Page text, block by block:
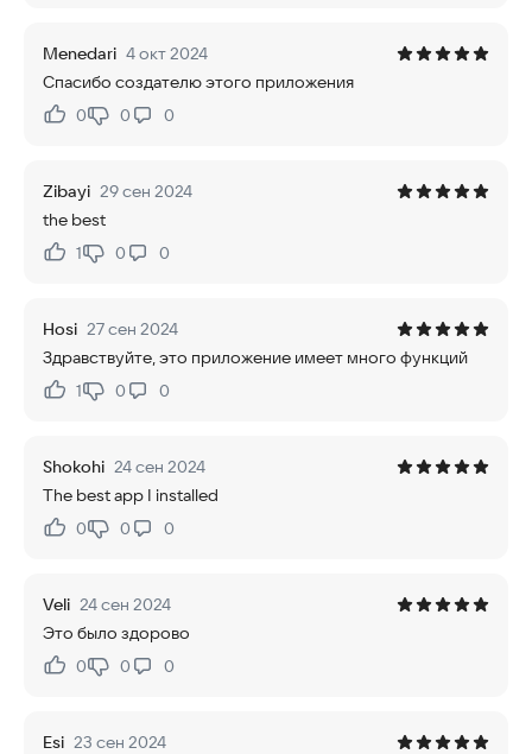
Menedari 4 окт 2024
Спасибо создателю этого приложения
Нравится:
0Не нравится:
0 0
Zibayi 29 сен 2024
the best
Нравится:
1Не нравится:
0 0
Hosi 27 сен 2024
Здравствуйте, это приложение имеет много функций
Нравится:
1Не нравится:
0 0
Shokohi 24 сен 2024
The best app I installed
Нравится:
0Не нравится:
0 0
Veli 24 сен 2024
Это было здорово
Нравится:
0Не нравится:
0 0
Esi 23 сен 2024